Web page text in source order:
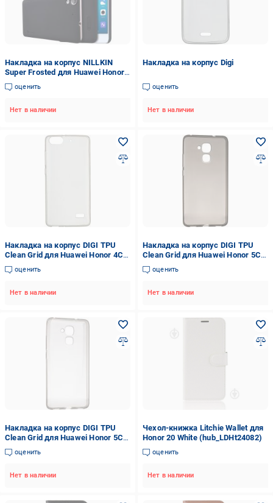
Накладка на корпус NILLKIN
Super Frosted для Huawei Honor
5A black (6302150)
оценить
Нет в наличии
Накладка на корпус Digi
оценить
Нет в наличии
Накладка на корпус DIGI TPU
Clean Grid для Huawei Honor 4C
(6265352)
оценить
Нет в наличии
Накладка на корпус DIGI TPU
Clean Grid для Huawei Honor 5C
(6287619)
оценить
Нет в наличии
Накладка на корпус DIGI TPU
Clean Grid для Huawei Honor 5C
(6287618)
оценить
Нет в наличии
Чехол-книжка Litchie Wallet для
Honor 20 White (hub_LDHt24082)
оценить
Нет в наличии